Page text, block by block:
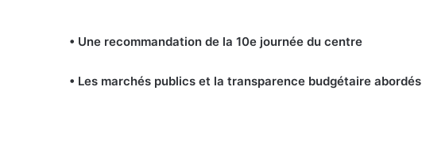
• Une recommandation de la 10e journée du centre
• Les marchés publics et la transparence budgétaire abordés